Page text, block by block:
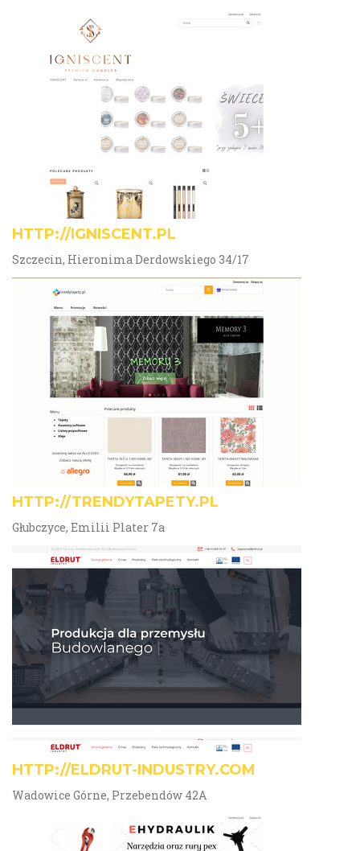
HTTP://IGNISCENT.PL
Szczecin, Hieronima Derdowskiego 34/17
HTTP://TRENDYTAPETY.PL
Głubczyce, Emilii Plater 7a
HTTP://ELDRUT-INDUSTRY.COM
Wadowice Górne, Przebendów 42A